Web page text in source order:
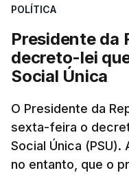
POLÍTICA
Presidente da
decreto-lei
Social Única
O Presidente da
sexta-feira o
Social Única (PSU).
no entanto, que o